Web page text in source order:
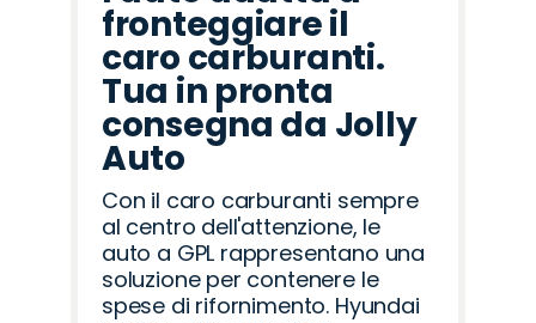
fronteggiare il
caro carburanti.
Tua in pronta
consegna da Jolly
Auto
Con il caro carburanti sempre
al centro dell'attenzione, le
auto a GPL rappresentano una
soluzione per contenere le
spese di rifornimento. Hyundai